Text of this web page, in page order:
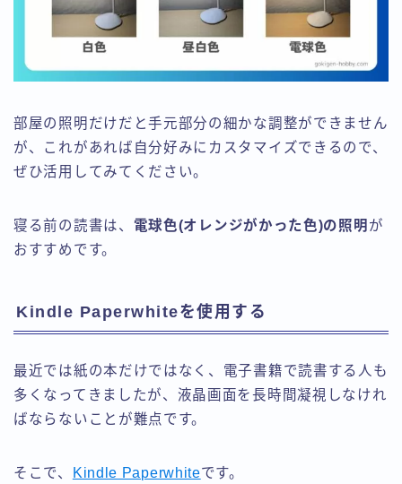
部屋の照明だけだと手元部分の細かな調整ができません
が、これがあれば自分好みにカスタマイズできるので、
ぜひ活用してみてください。
寝る前の読書は、 電球色(オレンジがかった色)の照明 が
おすすめです。
Kindle Paperwhiteを使用する
最近では紙の本だけではなく、電子書籍で読書する人も
多くなってきましたが、液晶画面を長時間凝視しなけれ
ばならないことが難点です。
そこで、 Kindle Paperwhiteです。